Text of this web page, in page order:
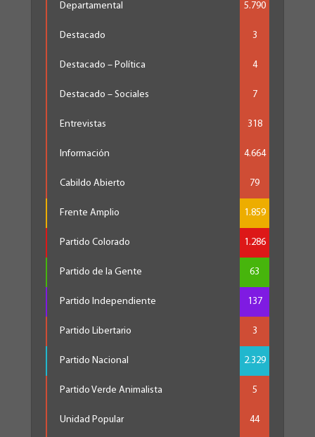
Departamental 5.790
Destacado 3
Destacado – Política 4
Destacado – Sociales 7
Entrevistas 318
Información 4.664
Cabildo Abierto 79
Frente Amplio 1.859
Partido Colorado 1.286
Partido de la Gente 63
Partido Independiente 137
Partido Libertario 3
Partido Nacional 2.329
Partido Verde Animalista 5
Unidad Popular 44